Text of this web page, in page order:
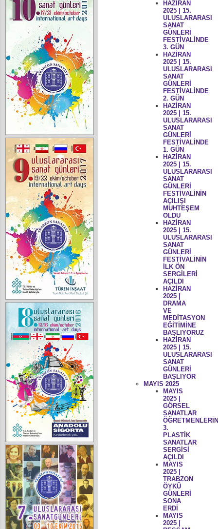
HAZİRAN
2025 | 15.
ULUSLARARASI
SANAT
GÜNLERİ
FESTİVALİNDE
3. GÜN
HAZİRAN
2025 | 15.
ULUSLARARASI
SANAT
GÜNLERİ
FESTİVALİNDE
2. GÜN
HAZİRAN
2025 | 15.
ULUSLARARASI
SANAT
GÜNLERİ
FESTİVALİNDE
1. GÜN
HAZİRAN
2025 | 15.
ULUSLARARASI
SANAT
GÜNLERİ
FESTİVALİNİN
AÇILIŞI
MUHTEŞEM
OLDU
HAZİRAN
2025 | 15.
ULUSLARARASI
SANAT
GÜNLERİ
FESTİVALİNİN
İLK ÖN
SERGİLERİ
AÇILDI
HAZİRAN
2025 |
DRAMA
VE
MEDİTASYON
EĞİTİMİNE
BAŞLIYORUZ
HAZİRAN
2025 | 15.
ULUSLARARASI
SANAT
GÜNLERİ
BAŞLIYOR
MAYIS 2025
MAYIS
2025 |
GÖRSEL
SANATLAR
3.
PLASTİK
SANATLAR
SERGİSİ
AÇILDI
MAYIS
2025 |
TRABZON
ÖYKÜ
GÜNLERİ
SONA
ERDİ
MAYIS
2025 |